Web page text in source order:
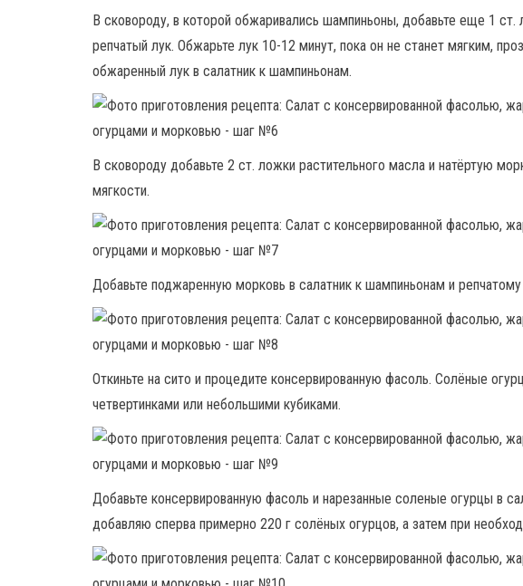
В сковороду, в которой обжаривались шампиньоны, добавьте еще 1 ст.
репчатый лук. Обжарьте лук 10-12 минут, пока он не станет мягким,
обжаренный лук в салатник к шампиньонам.
В сковороду добавьте 2 ст. ложки растительного масла и натёртую
мягкости.
Добавьте поджаренную морковь в салатник к шампиньонам и репчатому
Откиньте на сито и процедите консервированную фасоль. Солёные
четвертинками или небольшими кубиками.
Добавьте консервированную фасоль и нарезанные соленые огурцы в
добавляю сперва примерно 220 г солёных огурцов, а затем при